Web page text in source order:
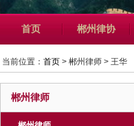
首页 郴州律协
当前位置： 首页 > 郴州律师 > 王华
郴州律师